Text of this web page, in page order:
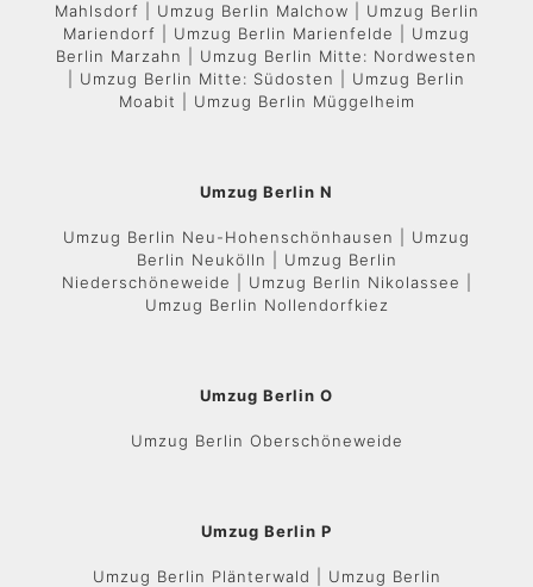
Mahlsdorf | Umzug Berlin Malchow | Umzug Berlin
Mariendorf | Umzug Berlin Marienfelde | Umzug
Berlin Marzahn | Umzug Berlin Mitte: Nordwesten
| Umzug Berlin Mitte: Südosten | Umzug Berlin
Moabit | Umzug Berlin Müggelheim
Umzug Berlin N
Umzug Berlin Neu-Hohenschönhausen | Umzug
Berlin Neukölln | Umzug Berlin
Niederschöneweide | Umzug Berlin Nikolassee |
Umzug Berlin Nollendorfkiez
Umzug Berlin O
Umzug Berlin Oberschöneweide
Umzug Berlin P
Umzug Berlin Plänterwald | Umzug Berlin